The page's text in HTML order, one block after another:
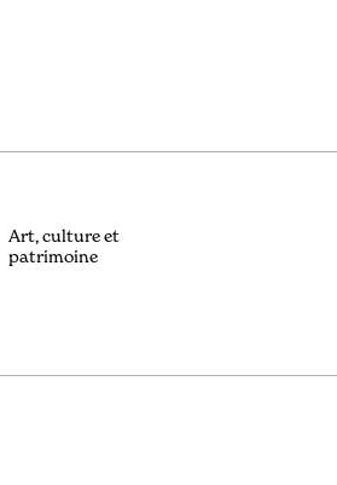
Art, culture et
patrimoine